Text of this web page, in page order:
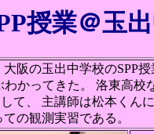
授業＠玉
阪の玉出中学校のSPP
わかってきた。 洛東高
て、 主講師は松本くん
の観測実習である。